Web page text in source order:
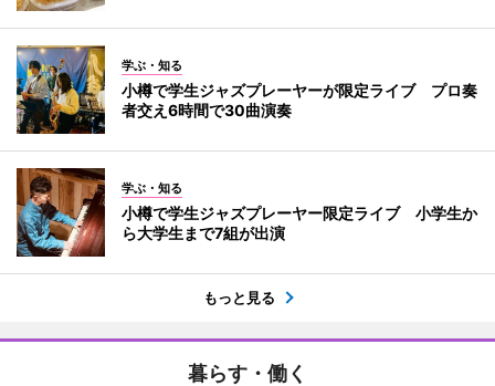
学ぶ・知る
小樽で学生ジャズプレーヤーが限定ライブ プロ奏
者交え6時間で30曲演奏
学ぶ・知る
小樽で学生ジャズプレーヤー限定ライブ 小学生か
ら大学生まで7組が出演
もっと見る
暮らす・働く